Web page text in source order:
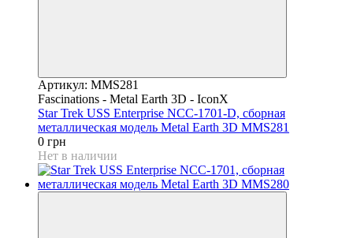
Артикул: MMS281
Fascinations - Metal Earth 3D - IconX
Star Trek USS Enterprise NCC-1701-D, сборная
металлическая модель Metal Earth 3D MMS281
0 грн
Нет в наличии